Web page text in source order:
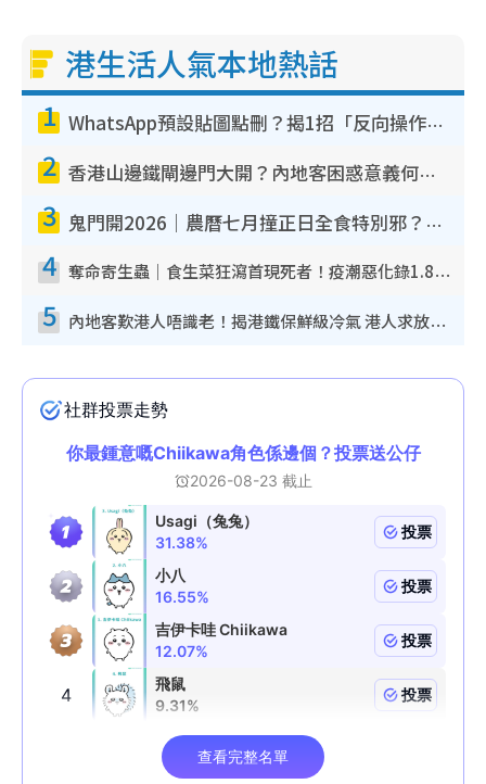
港生活人氣本地熱話
1 WhatsApp預設貼圖點刪？揭1招「反向操作」還原簡潔介面 附3步實測教學
2 香港山邊鐵閘邊門大開？內地客困惑意義何在！網民神回覆：呢種叫法理性防禦
3 鬼門開2026｜農曆七月撞正日全食特別邪？專家警告切忌做一事！揭4大禁忌+2招保平安
4 奪命寄生蟲｜食生菜狂瀉首現死者！疫潮惡化錄1.8萬宗病例 揭洗菜3大謬誤
5 內地客歎港人唔識老！揭港鐵保鮮級冷氣 港人求放過：咪投訴